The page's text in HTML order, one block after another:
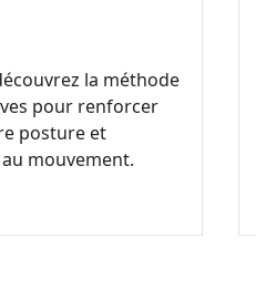
la méthode
pour renforcer
posture et
mouvement.